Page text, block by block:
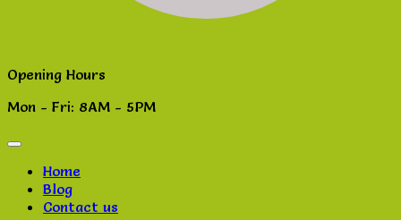
Opening Hours
Mon - Fri: 8AM - 5PM
Home
Blog
Contact us